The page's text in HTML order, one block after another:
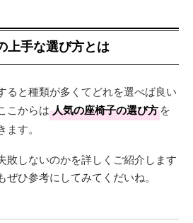
上手な選び方とは
ると種類が多くてどれを選べば良い
こからは 人気の座椅子の選び方を
す。
敗しないのかを詳しくご紹介します
ひ参考にしてみてくだいね。